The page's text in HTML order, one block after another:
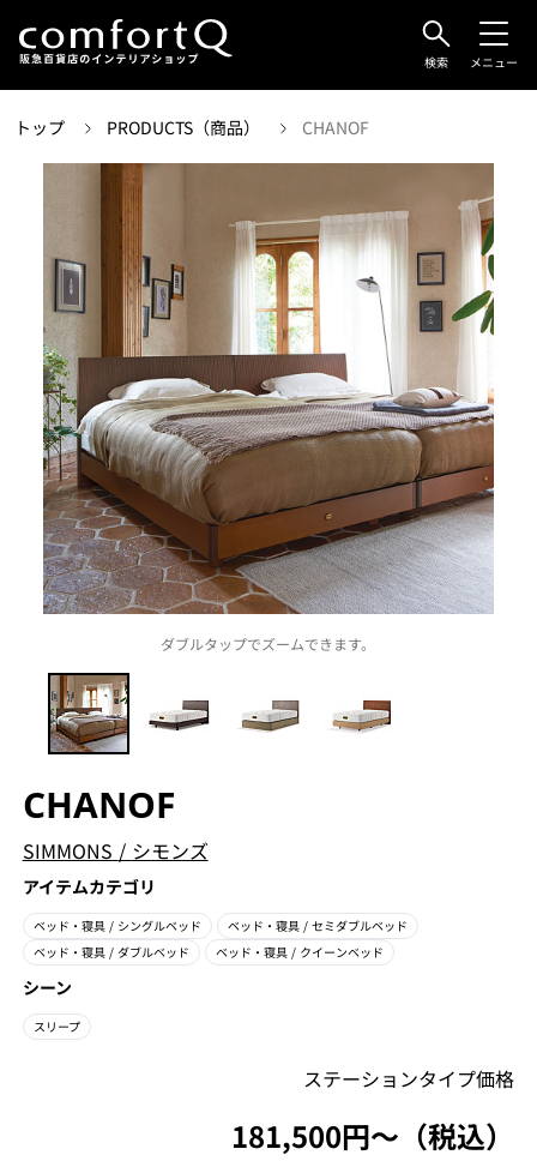
検索 メニュー
トップ PRODUCTS（商品） CHANOF
ダブルタップでズームできます。
CHANOF
SIMMONS / シモンズ
アイテムカテゴリ
ベッド・寝具 / シングルベッド ベッド・寝具 / セミダブルベッド
ベッド・寝具 / ダブルベッド ベッド・寝具 / クイーンベッド
シーン
スリープ
ステーションタイプ価格
181,500円〜（税込）